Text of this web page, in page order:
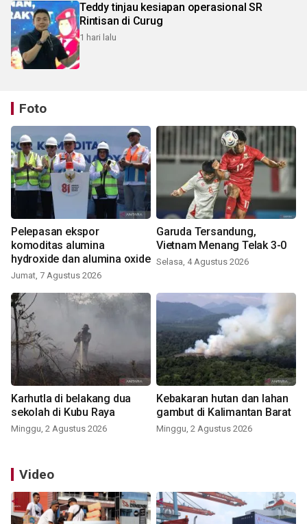
Teddy tinjau kesiapan operasional SR
Rintisan di Curug
1 hari lalu
Foto
Pelepasan ekspor
komoditas alumina
hydroxide dan alumina oxide
Jumat, 7 Agustus 2026
Garuda Tersandung,
Vietnam Menang Telak 3-0
Selasa, 4 Agustus 2026
Karhutla di belakang dua
sekolah di Kubu Raya
Minggu, 2 Agustus 2026
Kebakaran hutan dan lahan
gambut di Kalimantan Barat
Minggu, 2 Agustus 2026
Video